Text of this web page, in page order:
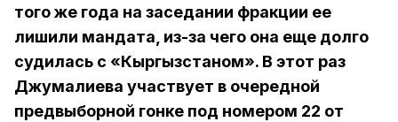
того же года на заседании фракции ее
лишили мандата, из-за чего она еще долго
судилась с «Кыргызстаном». В этот раз
Джумалиева участвует в очередной
предвыборной гонке под номером 22 от